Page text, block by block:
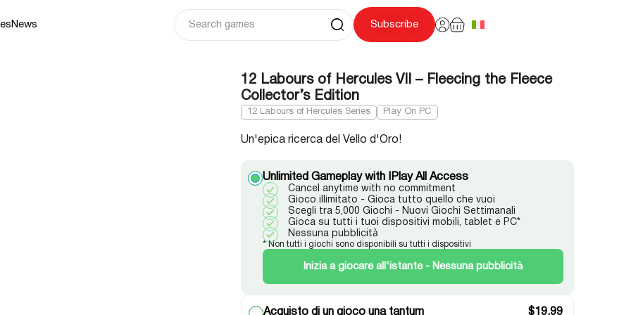
News Subscribe
12 Labours of Hercules VII – Fleecing the Fleece
Collector’s Edition
12 Labours of Hercules Series Play On PC
Unlimited Gameplay with IPlay All Access
Cancel anytime with no commitment
Gioco illimitato - Gioca tutto quello che vuoi
Scegli tra 5,000 Giochi - Nuovi Giochi Settimanali
Gioca su tutti i tuoi dispositivi mobili, tablet e PC*
Nessuna pubblicità
* Non tutti i giochi sono disponibili su tutti i dispositivi
Inizia a giocare all'istante - Nessuna pubblicità
Acquisto di un gioco una tantum $19.99
Un'epica ricerca del Vello d'Oro!